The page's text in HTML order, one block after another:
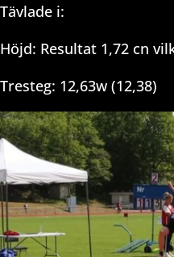
Tävlade i:
Höjd: Resultat 1,72 cn
Tresteg: 12,63w (12,38)